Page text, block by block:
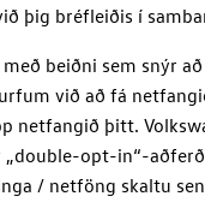
þig bréfleiðis í
beiðni sem snýr
við að fá
netfangið þitt.
„double-opt-in“-
/ netföng skaltu